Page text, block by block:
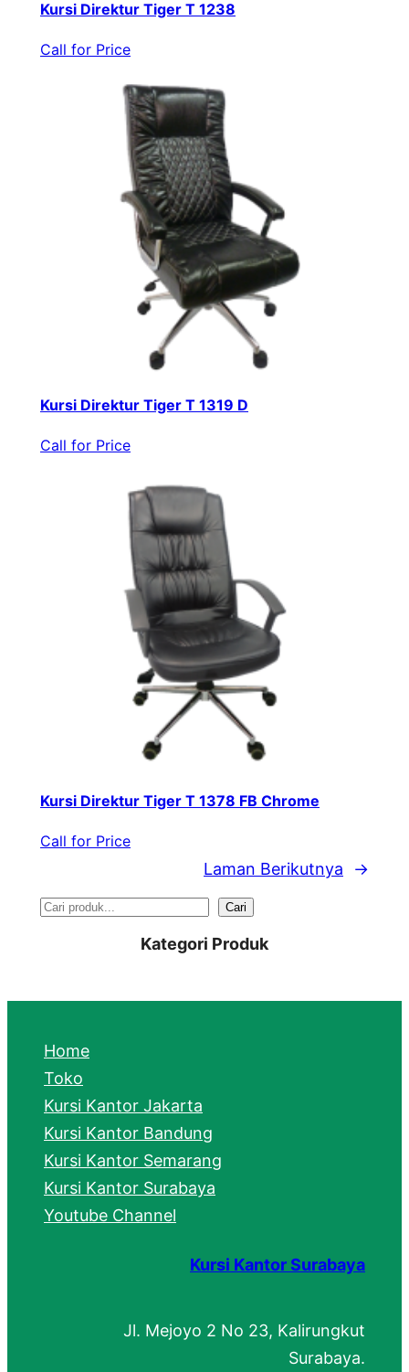
Kursi Direktur Tiger T 1238
Call for Price
Kursi Direktur Tiger T 1319 D
Call for Price
Kursi Direktur Tiger T 1378 FB Chrome
Call for Price
Laman Berikutnya →
S
r
h
Cari
Kategori Produk
Home
Toko
Kursi Kantor Jakarta
Kursi Kantor Bandung
Kursi Kantor Semarang
Kursi Kantor Surabaya
Youtube Channel
Kursi Kantor Surabaya
Jl. Mejoyo 2 No 23, Kalirungkut
Surabaya.